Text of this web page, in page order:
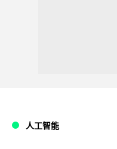
人工智能